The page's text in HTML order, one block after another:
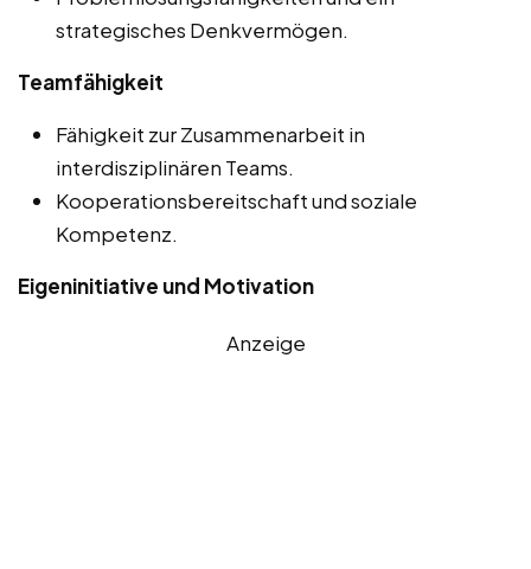
strategisches Denkvermögen.
Teamfähigkeit
Fähigkeit zur Zusammenarbeit in
interdisziplinären Teams.
Kooperationsbereitschaft und soziale
Kompetenz.
Eigeninitiative und Motivation
Anzeige